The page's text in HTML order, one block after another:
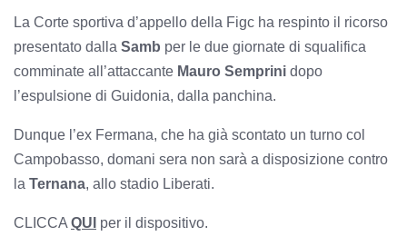
La Corte sportiva d’appello della Figc ha respinto il ricorso
presentato dalla Samb per le due giornate di squalifica
comminate all’attaccante Mauro Semprini dopo
l’espulsione di Guidonia, dalla panchina.
Dunque l’ex Fermana, che ha già scontato un turno col
Campobasso, domani sera non sarà a disposizione contro
la Ternana, allo stadio Liberati.
CLICCAQUI per il dispositivo.